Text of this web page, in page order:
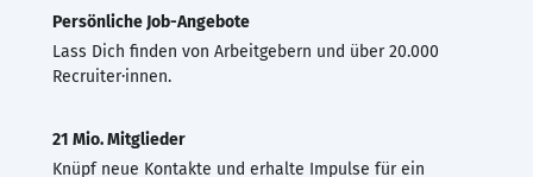
Persönliche Job-Angebote
Lass Dich finden von Arbeitgebern und über 20.000
Recruiter·innen.
21 Mio. Mitglieder
Knüpf neue Kontakte und erhalte Impulse für ein